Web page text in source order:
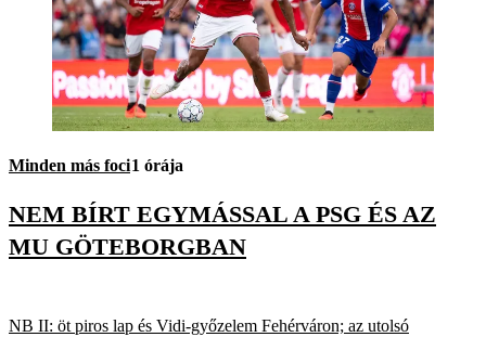
Minden más foci1 órája
NEM BÍRT EGYMÁSSAL A PSG ÉS AZ
MU GÖTEBORGBAN
NB II: öt piros lap és Vidi-győzelem Fehérváron; az utolsó